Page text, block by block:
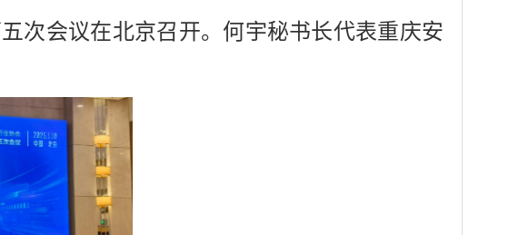
次会议在北京召开。何宇秘书长代表重庆安